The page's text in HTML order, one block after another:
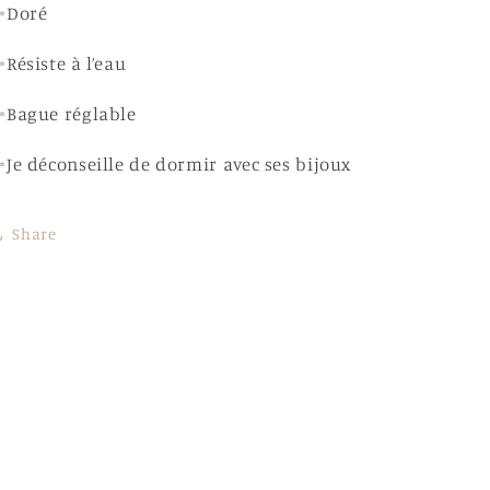
à l’eau
réglable
déconseille de dormir avec ses bijoux
Share